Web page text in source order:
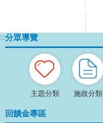
:::分眾導覽
主題分類 施政分類
回饋金專區